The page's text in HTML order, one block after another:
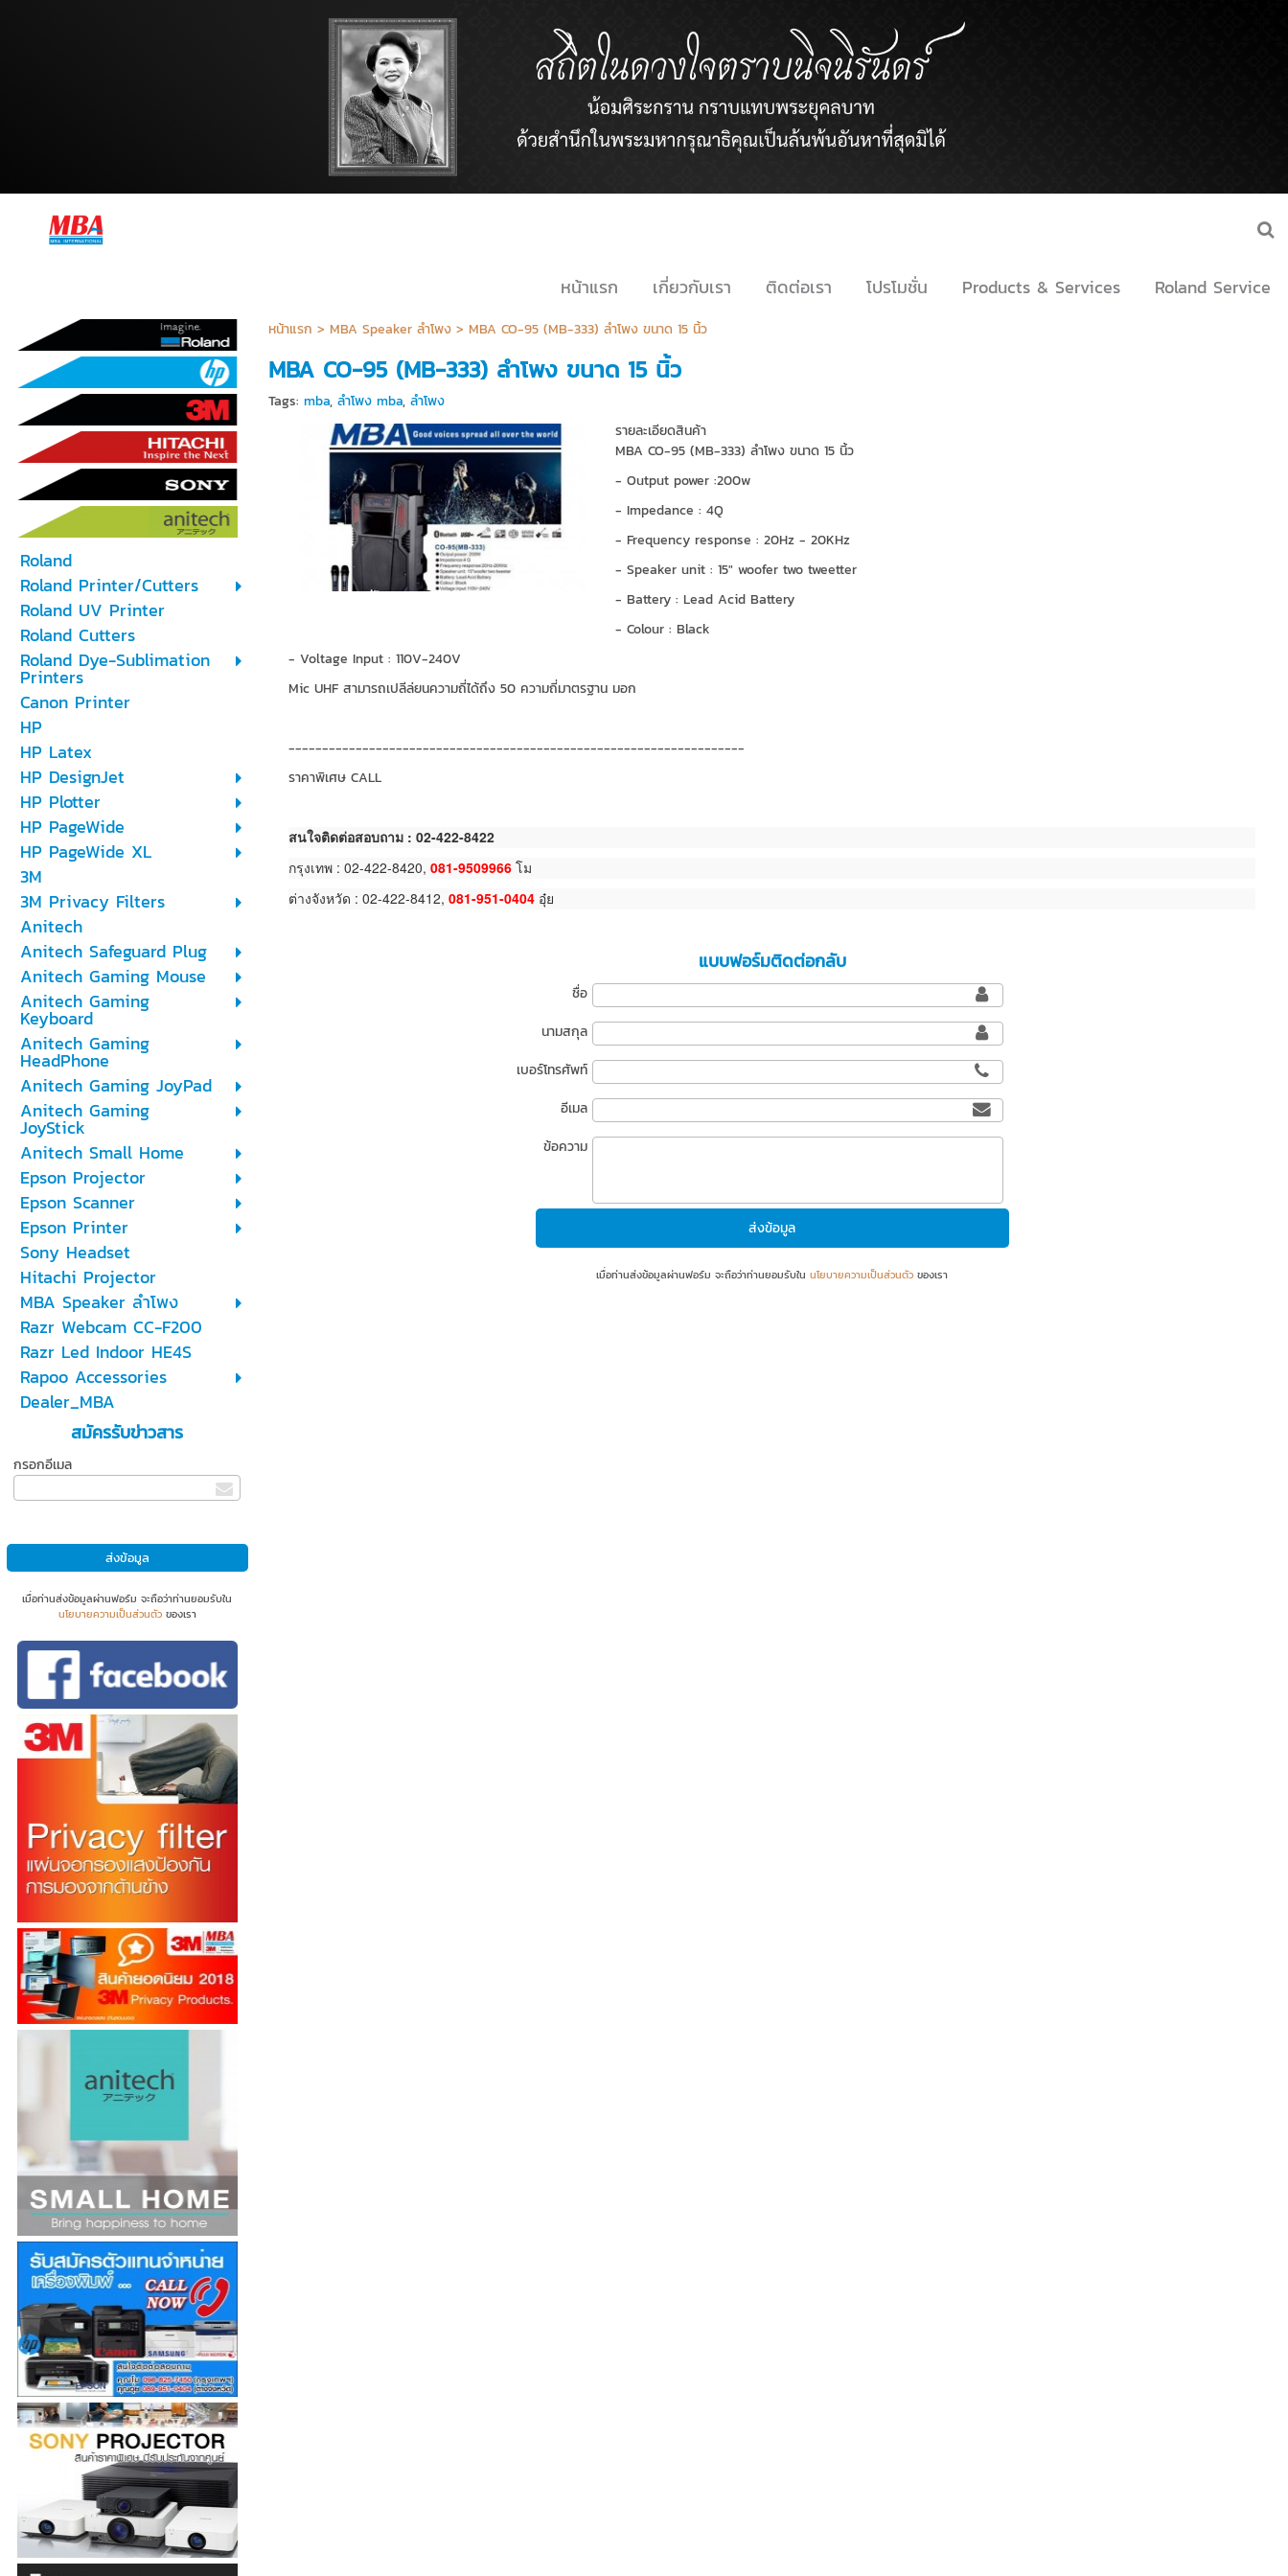
หน้าแรก เกี่ยวกับเรา ติดต่อเรา โปรโมชั่น Products & Services Roland Service
Roland
Roland Printer/Cutters
Roland UV Printer
Roland Cutters
Roland Dye-Sublimation
Printers
Canon Printer
HP
HP Latex
HP DesignJet
HP Plotter
HP PageWide
HP PageWide XL
3M
3M Privacy Filters
Anitech
Anitech Safeguard Plug
Anitech Gaming Mouse
Anitech Gaming
Keyboard
Anitech Gaming
HeadPhone
Anitech Gaming JoyPad
Anitech Gaming
JoyStick
Anitech Small Home
Epson Projector
Epson Scanner
Epson Printer
Sony Headset
Hitachi Projector
MBA Speaker ลำโพง
Razr Webcam CC-F200
Razr Led Indoor HE4S
Rapoo Accessories
Dealer_MBA
สมัครรับข่าวสาร
กรอกอีเมล
เมื่อท่านส่งข้อมูลผ่านฟอร์ม จะถือว่าท่านยอมรับใน
นโยบายความเป็นส่วนตัวของเรา
หน้าแรก > MBA Speaker ลำโพง > MBA CO-95 (MB-333) ลำโพง ขนาด 15 นิ้ว
MBA CO-95 (MB-333) ลำโพง ขนาด 15 นิ้ว
Tags:mba,ลำโพง mba,ลำโพง
รายละเอียดสินค้า
MBA CO-95 (MB-333) ลำโพง ขนาด 15 นิ้ว
- Output power :200w
- Impedance : 4Q
- Frequency response : 20Hz - 20KHz
- Speaker unit : 15" woofer two tweetter
- Battery : Lead Acid Battery
- Colour : Black
- Voltage Input : 110V-240V
Mic UHF สามารถเปลีล่ยนความถี่ได้ถึง 50 ความถี่มาตรฐาน มอก
--------------------------------------------------------------------
ราคาพิเศษ CALL
สนใจติดต่อสอบถาม : 02-422-8422
กรุงเทพ : 02-422-8420,081-9509966 โม
ต่างจังหวัด : 02-422-8412,081-951-0404 อุ๋ย
แบบฟอร์มติดต่อกลับ
ชื่อ
นามสกุล
เบอร์โทรศัพท์
อีเมล
ข้อความ
เมื่อท่านส่งข้อมูลผ่านฟอร์ม จะถือว่าท่านยอมรับในนโยบายความเป็นส่วนตัว ของเรา